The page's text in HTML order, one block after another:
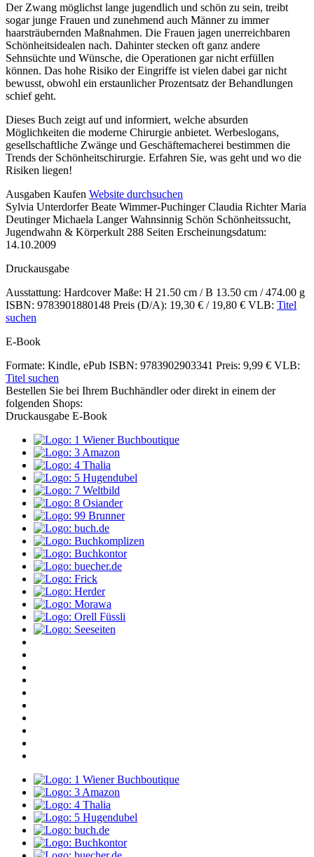
Der Zwang möglichst lange jugendlich und schön zu sein, treibt
sogar junge Frauen und zunehmend auch Männer zu immer
haarsträubernden Maßnahmen. Die Frauen jagen unerreichbaren
Schönheitsidealen nach. Dahinter stecken oft ganz andere
Sehnsüchte und Wünsche, die Operationen gar nicht erfüllen
können. Das hohe Risiko der Eingriffe ist vielen dabei gar nicht
bewusst, obwohl ein erstaunlicher Prozentsatz der Behandlungen
schief geht.
Dieses Buch zeigt auf und informiert, welche absurden
Möglichkeiten die moderne Chirurgie anbietet. Werbeslogans,
gesellschaftliche Zwänge und Geschäftemacherei bestimmen die
Trends der Schönheitschirurgie. Erfahren Sie, was geht und wo die
Risiken liegen!
Details
und
Inhalte
Ausgaben Kaufen Website durchsuchen
Sylvia Unterdorfer Beate Wimmer-Puchinger Claudia Richter Maria
Deutinger Michaela Langer Wahnsinnig Schön Schönheitssucht,
Jugendwahn & Körperkult 288 Seiten Erscheinungsdatum:
14.10.2009
Druckausgabe
Ausstattung: Hardcover Maße: H 21.50 cm / B 13.50 cm / 474.00 g
ISBN: 9783901880148 Preis (D/A): 19,30 € / 19,80 € VLB: Titel
suchen
E-Book
Formate: Kindle, ePub ISBN: 9783902903341 Preis: 9,99 € VLB:
Titel suchen
Bestellen Sie bei Ihrem Buchhändler oder direkt in einem der
folgenden Shops:
Druckausgabe E-Book